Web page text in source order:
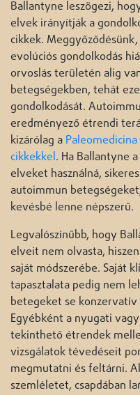
Ballantyne leszögezi,
elvek irányítják a
cikkek.
evolúciós gondolkodás
orvoslás területén alig
betegségekben, tehát
gondolkodását.
eredményező étrendi
kizárólag a Paleomedicina
cikkekkel. Ha Ballantyne
elveket használná,
autoimmun
kevésbé lenne népszerű.
Legvalószínűbb, hogy
elveit nem olvasta,
saját módszerébe. Saját
tapasztalata pedig nem
betegeket se konzervatív
Egyébként a nyugati
tekinthető étrendek
vizsgálatok tévedéseit
megmutatni és feltárni.
szemléletet, csapdában